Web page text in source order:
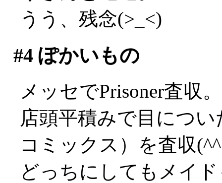
うう、残念(>_<)
#4ぽかいもの
メッセでPrisoner査収
店頭平積みで目につ
コミックス）を査収
どっちにしてもメイ